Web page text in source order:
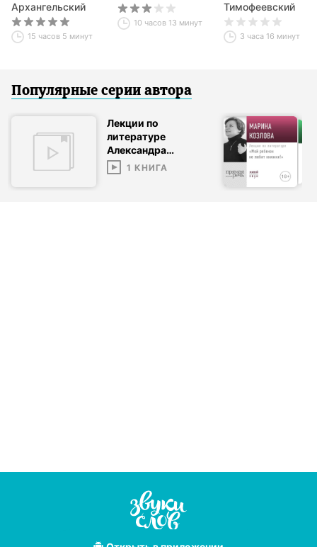
Архангельский
15 часов 5 минут
10 часов 13 минут
Тимофеевский
3 часа 16 минут
Популярные серии автора
Лекции по
литературе
Александра
Архангельского
1 КНИГА